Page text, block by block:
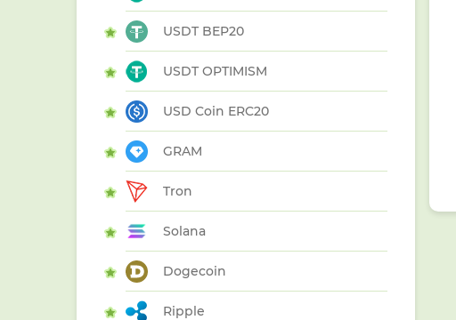
USDT BEP20
USDT OPTIMISM
USD Coin ERC20
GRAM
Tron
Solana
Dogecoin
Ripple